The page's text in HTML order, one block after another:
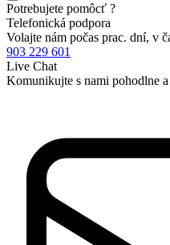
Potrebujete pomôcť ?
Telefonická podpora
Volajte nám počas prac. dní, v
903 229 601
Live Chat
Komunikujte s nami pohodlne